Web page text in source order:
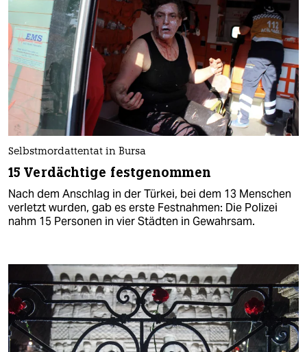
Selbstmordattentat in Bursa
15 Verdächtige festgenommen
Nach dem Anschlag in der Türkei, bei dem 13 Menschen
verletzt wurden, gab es erste Festnahmen: Die Polizei
nahm 15 Personen in vier Städten in Gewahrsam.